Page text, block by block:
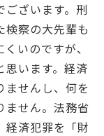
ざいます。刑
検察の大先輩も
いのですが、
思います。経済
ませんし、何を
ません。法務省
経済犯罪を「財